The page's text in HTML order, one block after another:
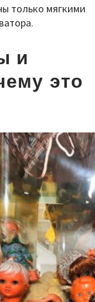
только мягкими
и
это